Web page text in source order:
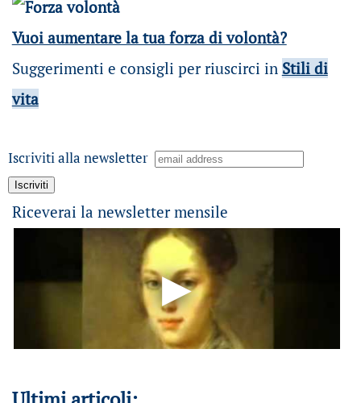
Vuoi aumentare la tua forza di volontà?
Suggerimenti e consigli per riuscirci in Stili di
vita
Iscriviti alla newsletter
Riceverai la newsletter mensile